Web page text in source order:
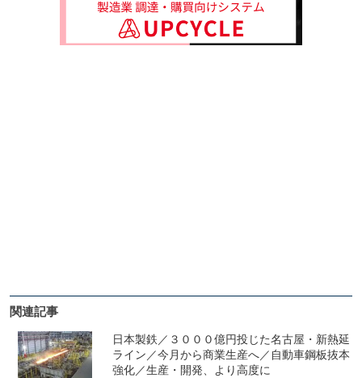
関連記事
日本製鉄／３０００億円投じた名古屋・新熱延
ライン／今月から商業生産へ／自動車鋼板抜本
強化／生産・開発、より高度に